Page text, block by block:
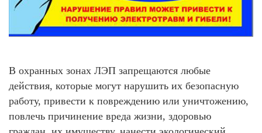
В охранных зонах ЛЭП запрещаются любые
действия, которые могут нарушить их безопасную
работу, привести к повреждению или уничтожению,
повлечь причинение вреда жизни, здоровью